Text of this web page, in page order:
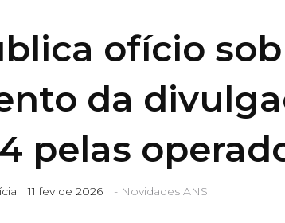
ofício
da
pelas
11 fev de 2026 - Novidades ANS